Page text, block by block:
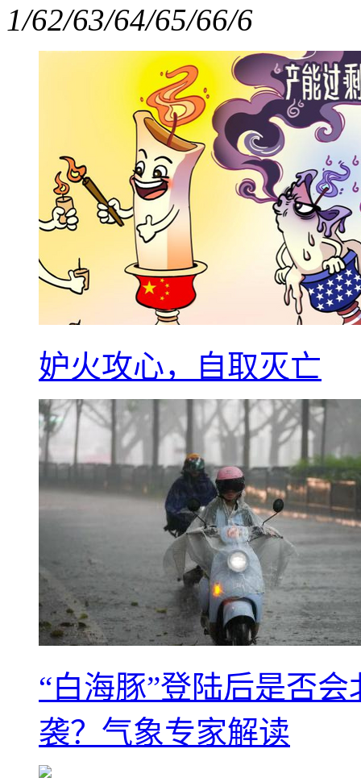
1/62/63/64/65/66/6
妒火攻心，自取灭亡
“白海豚”登陆后是否
袭？气象专家解读